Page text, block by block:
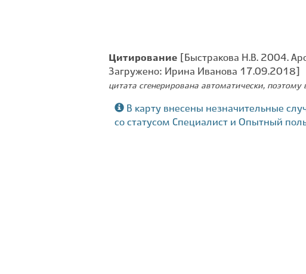
Цитирование [Быстракова Н.В. 2004.
Загружено: Ирина Иванова 17.09.2018]
цитата сгенерирована автоматически,
В карту внесены незначительные
со статусом Специалист и Опытный